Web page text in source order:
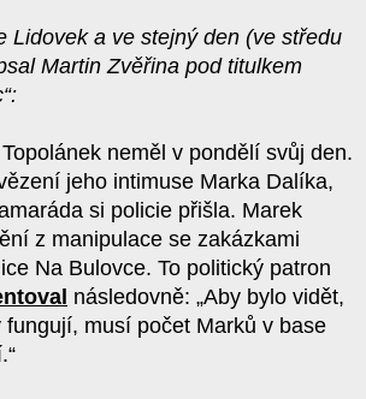
Lidovek a ve stejný den (ve středu
Martin Zvěřina pod titulkem
neměl v pondělí svůj den.
jeho intimuse Marka Dalíka,
si policie přišla. Marek
z manipulace se zakázkami
Na Bulovce. To politický patron
následovně: „Aby bylo vidět,
fungují, musí počet Marků v base